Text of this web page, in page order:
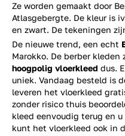
Ze worden gemaakt door
Atlasgebergte. De kleur is
en zwart. De tekeningen
De nieuwe trend, een echt
Marokko. De berber
hoogpolig vloerkleed dus.
uniek. Vandaag besteld is
leveren het vloerkleed
zonder risico thuis
kleed eenvoudig terug en
kunt het vloerkleed ook in